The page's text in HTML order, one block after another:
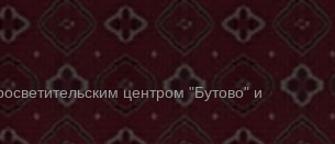
центром "Бутово" и